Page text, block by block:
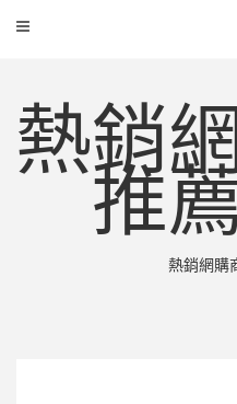
熱銷
推
熱銷網購